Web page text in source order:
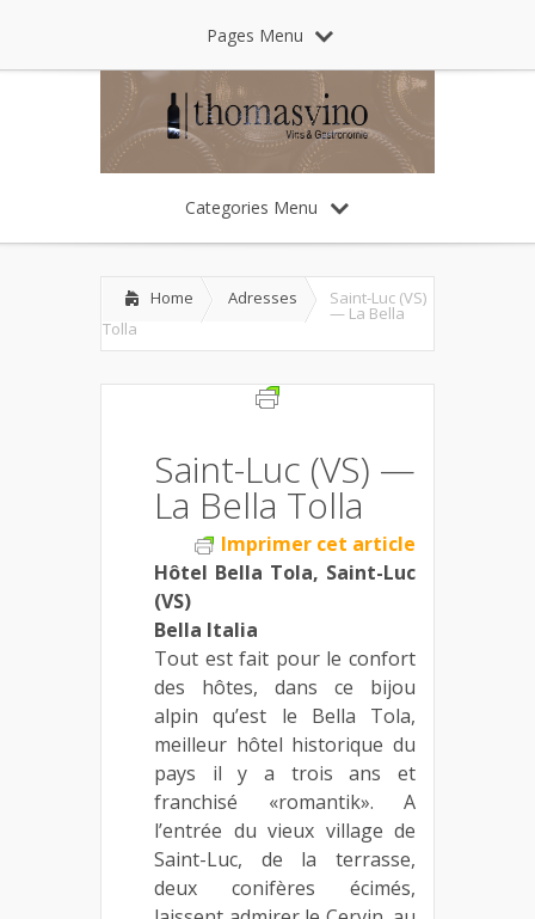
Pages Menu
Categories Menu
Home Adresses Saint-Luc (VS)
— La Bella
Tolla
Saint-Luc (VS) —
La Bella Tolla
Imprimer cet article
Hôtel Bella Tola, Saint-Luc
(VS)
Bella Italia
Tout est fait pour le confort
des hôtes, dans ce bijou
alpin qu’est le Bella Tola,
meilleur hôtel historique du
pays il y a trois ans et
franchisé «romantik». A
l’entrée du vieux village de
Saint-Luc, de la terrasse,
deux conifères écimés,